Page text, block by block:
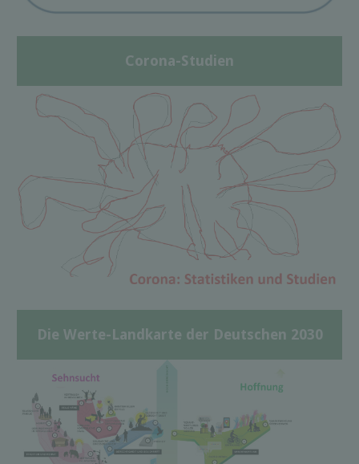
Corona-Studien
Die Werte-Landkarte der Deutschen 2030